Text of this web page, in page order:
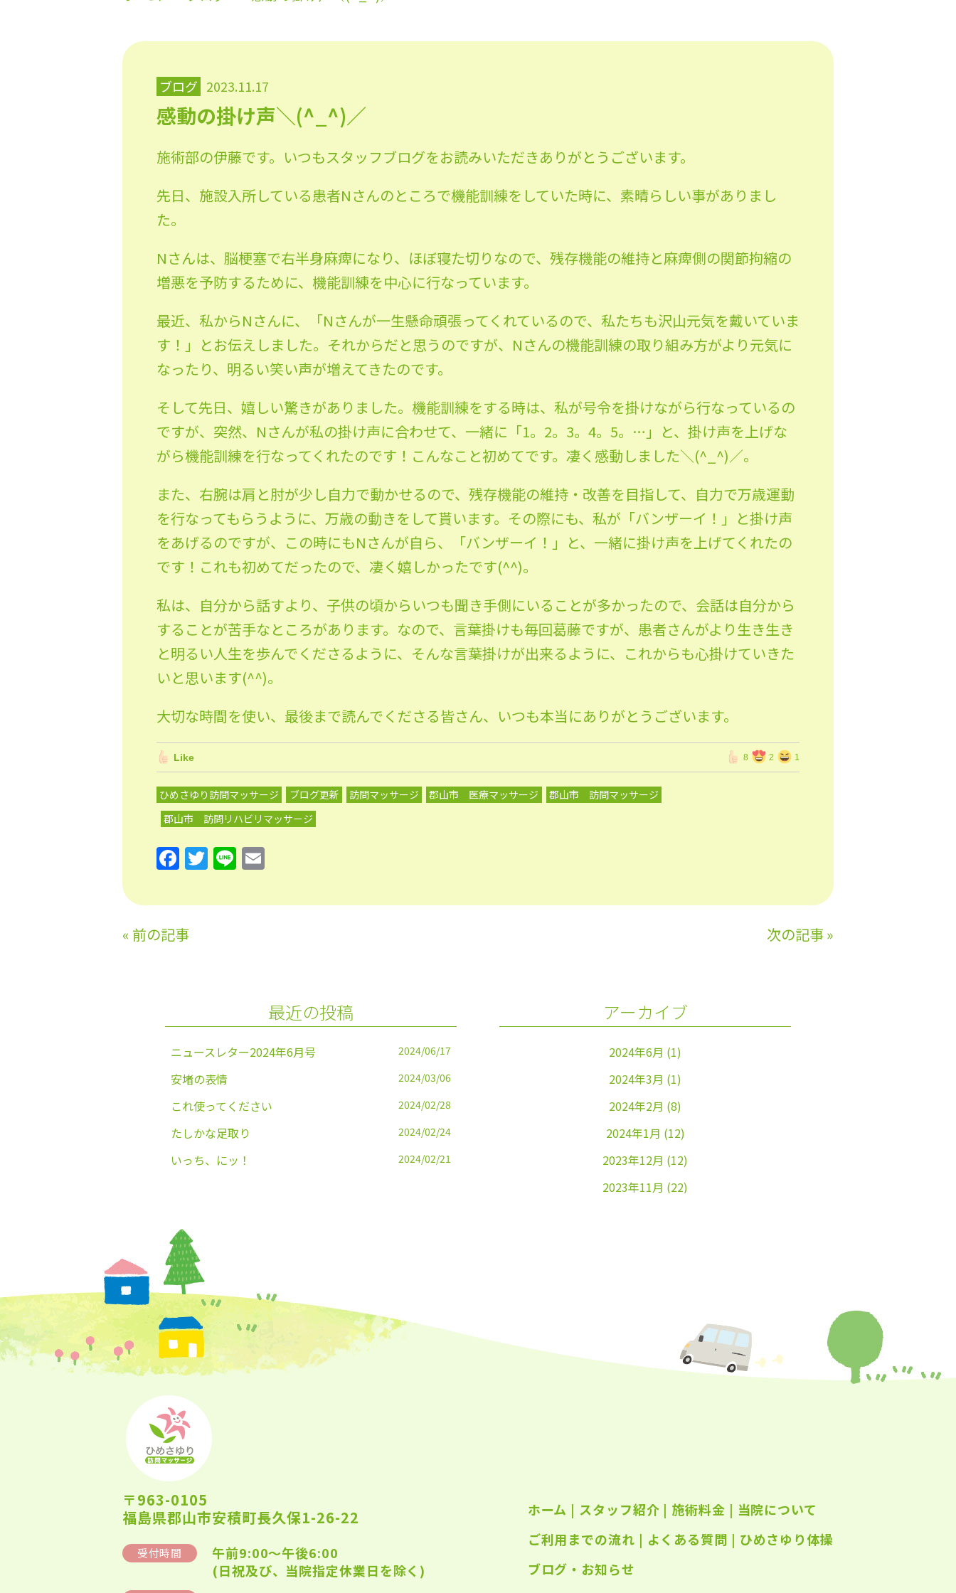
ブログ 2023.11.17
感動の掛け声＼(^_^)／
施術部の伊藤です。いつもスタッフブログをお読みいただきありがとうございます。
先日、施設入所している患者Nさんのところで機能訓練をしていた時に、素晴らしい事がありまし
た。
Nさんは、脳梗塞で右半身麻痺になり、ほぼ寝た切りなので、残存機能の維持と麻痺側の関節拘縮の
増悪を予防するために、機能訓練を中心に行なっています。
最近、私からNさんに、「Nさんが一生懸命頑張ってくれているので、私たちも沢山元気を戴いていま
す！」とお伝えしました。それからだと思うのですが、Nさんの機能訓練の取り組み方がより元気に
なったり、明るい笑い声が増えてきたのです。
そして先日、嬉しい驚きがありました。機能訓練をする時は、私が号令を掛けながら行なっているの
ですが、突然、Nさんが私の掛け声に合わせて、一緒に「1。2。3。4。5。…」と、掛け声を上げな
がら機能訓練を行なってくれたのです！こんなこと初めてです。凄く感動しました＼(^_^)／。
また、右腕は肩と肘が少し自力で動かせるので、残存機能の維持・ 改善を目指して、自力で万歳運動
を行なってもらうように、万歳の動きをして貰います。その際にも、私が「バンザーイ！」 と掛け声
をあげるのですが、この時にもNさんが自ら、「バンザーイ！」と、一緒に掛け声を上げてくれたの
です！ これも初めてだったので、凄く嬉しかったです(^^)。
私は、自分から話すより、子供の頃からいつも聞き手側にいることが多かったので、会話は自分から
することが苦手なところがあります。なので、言葉掛けも毎回葛藤ですが、患者さんがより生き生き
と明るい人生を歩んでくださるように、そんな言葉掛けが出来るよ うに、これからも心掛けていきた
いと思います(^^)。
大切な時間を使い、最後まで読んでくださる皆さん、いつも本当にありがとうございます。
Like 8 2 1
ひめさゆり訪問マッサージ ブログ更新 訪問マッサージ 郡山市 医療マッサージ
郡山市 訪問マッサージ
郡山市 訪問リハビリマッサージ
F
a
c
e
b
k
T
w
itt
Li
n
e ai
« 前の記事 次の記事»
最近の投稿
ニュースレター2024年6月号 2024/06/17
安堵の表情 2024/03/06
これ使ってください 2024/02/28
たしかな足取り 2024/02/24
いっち、にッ！ 2024/02/21
アーカイブ
2024年6月 (1)
2024年3月 (1)
2024年2月 (8)
2024年1月 (12)
2023年12月 (12)
2023年11月 (22)
(24)
(23)
2022年11月
(25)
2022年10月(25)
2022年9月
〒963-0105
福島県郡山市安積町長久保1-26-22
受付時間
午前9:00～午後6:00
(日祝及び、当院指定休業日を除く)
ホーム | スタッフ紹介 | 施術料金 | 当院について
ご利用までの流れ | よくある質問 | ひめさゆり体操
ブログ・お知らせ